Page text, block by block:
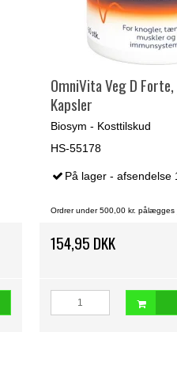
OmniVita Veg D
Kapsler
Biosym - Kosttilskud
HS-55178
På lager - afsendelse
Ordrer under 500,00 kr. pålægges
154,95 DKK